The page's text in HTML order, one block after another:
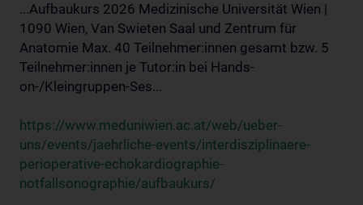
...Aufbaukurs 2026 Medizinische Universität Wien |
1090 Wien, Van Swieten Saal und Zentrum für
Anatomie Max. 40 Teilnehmer:innen gesamt bzw. 5
Teilnehmer:innen je Tutor:in bei Hands-
on-/Kleingruppen-Ses...
https://www.meduniwien.ac.at/web/ueber-
uns/events/jaehrliche-events/interdisziplinaere-
perioperative-echokardiographie-
notfallsonographie/aufbaukurs/